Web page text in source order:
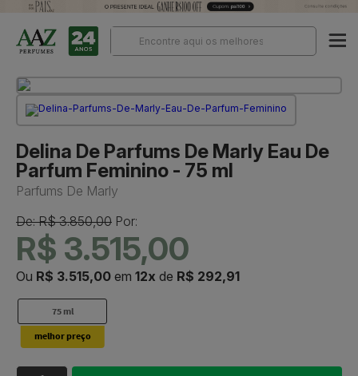
Delina De Parfums De Marly Eau De
Parfum Feminino - 75 ml
Parfums De Marly
De: R$ 3.850,00 Por:
R$ 3.515,00
Ou R$ 3.515,00 em 12x de R$ 292,91
75 ml